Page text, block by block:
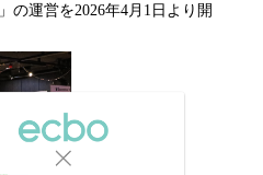
の運営を2026年4月1日より開